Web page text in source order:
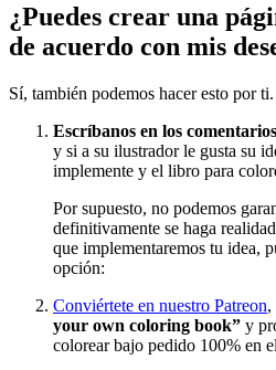
Nezaradené
Sin categorizar
¿Puedes crear una
de acuerdo con mis
Sí, también podemos hacer esto por
Escríbanos en los comentarios
y si a su ilustrador le gusta su
implemente y el libro para
Por supuesto, no podemos
definitivamente se haga
que implementaremos tu idea,
opción:
Conviértete en nuestro Patreon,
your own coloring book” y
colorear bajo pedido 100% en